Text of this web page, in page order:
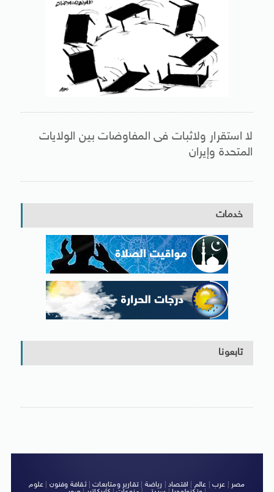
لا استقرار ولاثبات فى المفاوضات بين الولايات
المتحدة وإيران
خدمات
تابعونا
مصر عرب عالم اقتصاد رياضة |تقارير ومتابعات|ثقافة وفنون
علوم